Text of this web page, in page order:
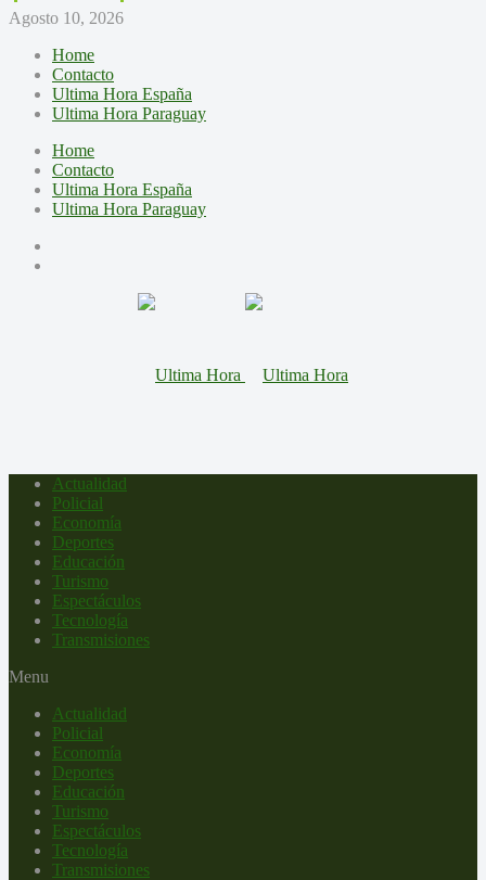
Agosto 10, 2026
Home
Contacto
Ultima Hora España
Ultima Hora Paraguay
Home
Contacto
Ultima Hora España
Ultima Hora Paraguay
Actualidad
Policial
Economía
Deportes
Educación
Turismo
Espectáculos
Tecnología
Transmisiones
Menu
Actualidad
Policial
Economía
Deportes
Educación
Turismo
Espectáculos
Tecnología
Transmisiones